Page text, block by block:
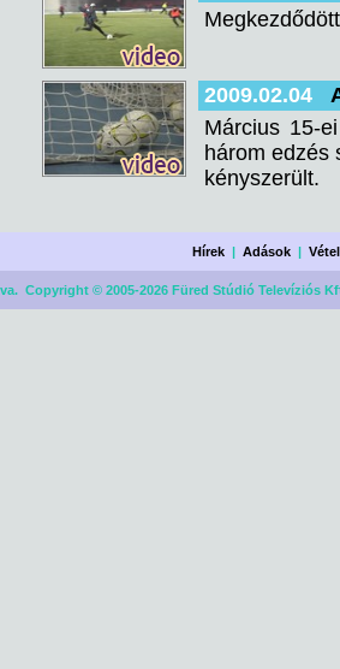
2009.02.04
Március 15-
három edzés
kényszerült.
Hírek |Adások |
Copyright © 2005-2026 Füred Stúdió Televíziós